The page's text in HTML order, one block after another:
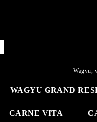
Wagyu,
WAGYU GRAND
CARNE VITA